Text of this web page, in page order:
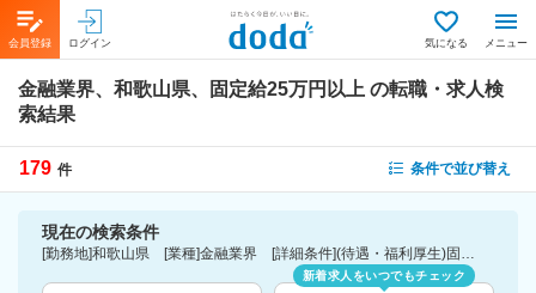
会員登録 ログイン 気になる メニュー
金融業界、和歌山県、固定給25万円以上 の転職・求人検
索結果
179 件 条件で並び替え
現在の検索条件
[勤務地]和歌山県 [業種]金融業界 [詳細条件](待遇・福利厚生)固定給25万円以上
新着求人をいつでもチェック